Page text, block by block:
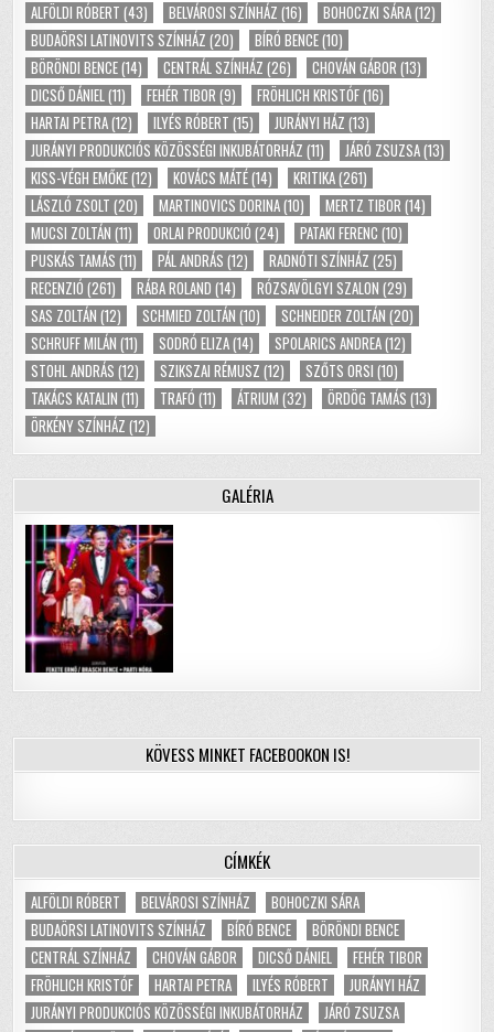
ALFÖLDI RÓBERT (43) BELVÁROSI SZÍNHÁZ (16) BOHOCZKI SÁRA(12)
BUDAÖRSI LATINOVITS SZÍNHÁZ (20) BÍRÓ BENCE(10)
BÖRÖNDI BENCE(14) CENTRÁL SZÍNHÁZ (26) CHOVÁN GÁBOR (13)
DICSŐ DÁNIEL(11) FEHÉR TIBOR (9) FRÖHLICH KRISTÓF(16)
HARTAI PETRA(12) ILYÉS RÓBERT (15) JURÁNYI HÁZ (13)
JURÁNYI PRODUKCIÓS KÖZÖSSÉGI INKUBÁTORHÁZ (11) JÁRÓ ZSUZSA(13)
KISS-VÉGH EMŐKE(12) KOVÁCS MÁTÉ(14) KRITIKA(261)
LÁSZLÓ ZSOLT (20) MARTINOVICS DORINA(10) MERTZ TIBOR (14)
MUCSI ZOLTÁN (11) ORLAI PRODUKCIÓ (24) PATAKI FERENC (10)
PUSKÁS TAMÁS (11) PÁL ANDRÁS (12) RADNÓTI SZÍNHÁZ (25)
RECENZIÓ (261) RÁBA ROLAND (14) RÓZSAVÖLGYI SZALON (29)
SAS ZOLTÁN (12) SCHMIED ZOLTÁN (10) SCHNEIDER ZOLTÁN (20)
SCHRUFF MILÁN (11) SODRÓ ELIZA(14) SPOLARICS ANDREA(12)
STOHL ANDRÁS (12) SZIKSZAI RÉMUSZ (12) SZŐTS ORSI (10)
TAKÁCS KATALIN (11) TRAFÓ (11) ÁTRIUM (32) ÖRDÖG TAMÁS (13)
ÖRKÉNY SZÍNHÁZ (12)
GALÉRIA
KÖVESS MINKET FACEBOOKON IS!
CÍMKÉK
ALFÖLDI RÓBERT BELVÁROSI SZÍNHÁZ
BOHOCZKI SÁRA
BUDAÖRSI LATINOVITS SZÍNHÁZ
BÍRÓ BENCE
BÖRÖNDI BENCE
CENTRÁL SZÍNHÁZ
CHOVÁN GÁBOR DICSŐ DÁNIEL
FEHÉR TIBOR
FRÖHLICH KRISTÓF
HARTAI PETRA ILYÉS RÓBERT
JURÁNYI HÁZ
JURÁNYI PRODUKCIÓS KÖZÖSSÉGI INKUBÁTORHÁZ
JÁRÓ ZSUZSA